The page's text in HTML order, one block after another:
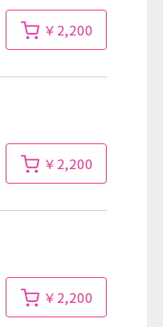
￥2,200
￥2,200
￥2,200